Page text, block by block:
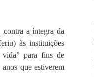
a íntegra da
às instituições
vida” para fins de
que estiverem